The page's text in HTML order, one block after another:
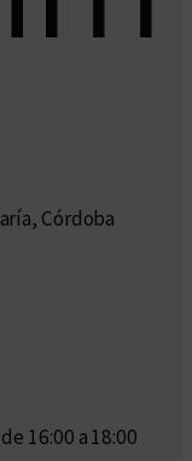
Córdoba
16:00 a 18:00